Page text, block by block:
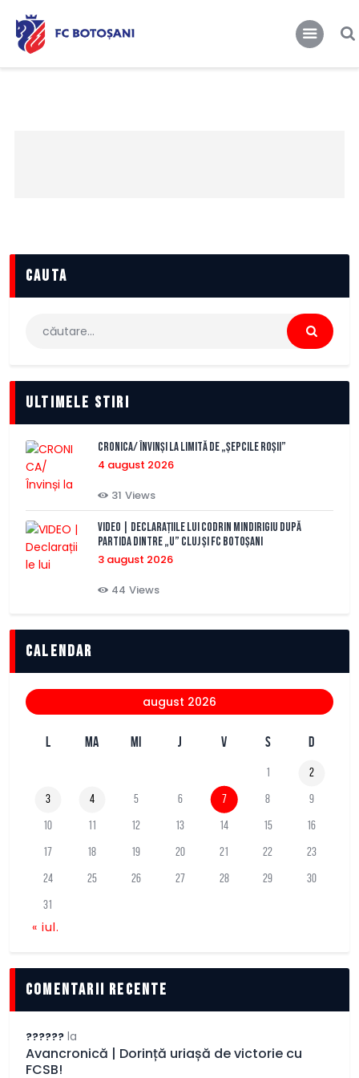
Club
Stiri
cauta
Caută
după:
Ultimele stiri
CRONICA/ Învinși la limită de „Șepcile Roșii”
4 august 2026
31 Views
VIDEO | Declarațiile lui Codrin Mindirigiu după
partida dintre „U” Cluj și FC Botoșani
3 august 2026
44 Views
Calendar
august 2026
L MA MI J V S D
1 2
3 4 5 6 7 8 9
10 11 12 13 14 15 16
17 18 19 20 21 22 23
24 25 26 27 28 29 30
31
« iul.
comentarii recente
?????? la
Avancronică | Dorință uriașă de victorie cu
FCSB!